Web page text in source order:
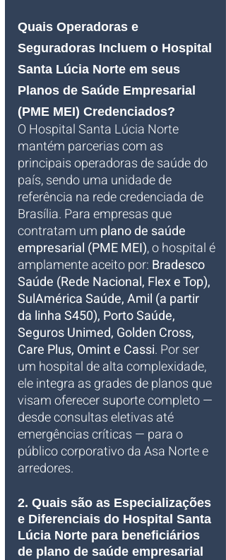
Quais Operadoras e
Seguradoras Incluem o Hospital
Santa Lúcia Norte em seus
Planos de Saúde Empresarial
(PME MEI) Credenciados?
O Hospital Santa Lúcia Norte
mantém parcerias com as
principais operadoras de saúde do
país, sendo uma unidade de
referência na rede credenciada de
Brasília. Para empresas que
contratam um plano de saúde
empresarial (PME MEI), o hospital é
amplamente aceito por: Bradesco
Saúde (Rede Nacional, Flex e Top),
SulAmérica Saúde, Amil (a partir
da linha S450), Porto Saúde,
Seguros Unimed, Golden Cross,
Care Plus, Omint e Cassi. Por ser
um hospital de alta complexidade,
ele integra as grades de planos que
visam oferecer suporte completo —
desde consultas eletivas até
emergências críticas — para o
público corporativo da Asa Norte e
arredores.
2. Quais são as Especializações
e Diferenciais do Hospital Santa
Lúcia Norte para beneficiários
de plano de saúde empresarial